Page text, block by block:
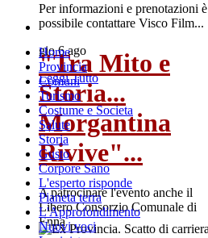
Per informazioni e prenotazioni è
possibile contattare Visco Film...
gio 6 ago
Leggi Tutto
"Tra Mito e
Storia...
Morgantina
Rivive"...
A patrocinare l'evento anche il
Libero Consorzio Comunale di
Enna
Home
Provincia
Comuni
Turismo
Costume e Societa
Salute
Storia
Gusto
Corpore Sano
L'esperto risponde
Pianeta terra
L'Approfondimento
Nuovi voci